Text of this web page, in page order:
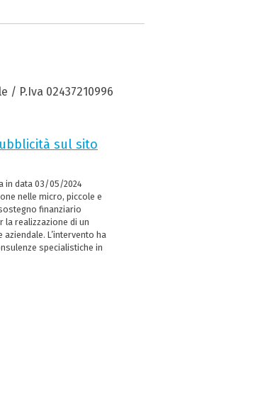
/ P.Iva 02437210996
sul sito
in data 03/05/2024
nelle micro, piccole e
finanziario
la realizzazione di un
L’intervento ha
specialistiche in